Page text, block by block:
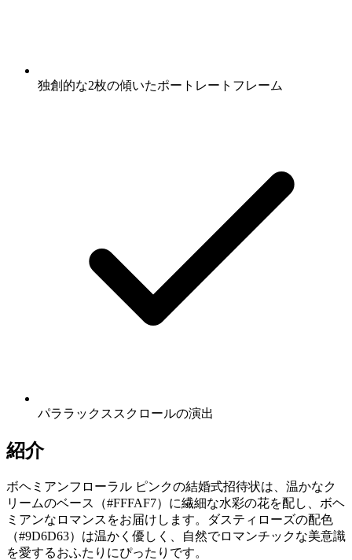
独創的な2枚の傾いたポートレートフレーム
パララックススクロールの演出
紹介
ボヘミアンフローラル ピンクの結婚式招待状は、温かなク
リームのベース（#FFFAF7）に繊細な水彩の花を配し、ボヘ
ミアンなロマンスをお届けします。ダスティローズの配色
（#9D6D63）は温かく優しく、自然でロマンチックな美意識
を愛するおふたりにぴったりです。